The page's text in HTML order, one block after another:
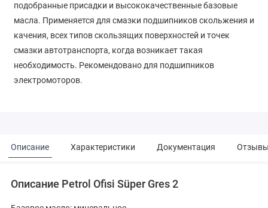
подобранные присадки и высококачественные базовые
масла. Применяется для смазки подшипников скольжения и
качения, всех типов скользящих поверхностей и точек
смазки автотранспорта, когда возникает такая
необходимость. Рекомендовано для подшипников
электромоторов.
Описание Характеристики Документация
Описание Petrol Ofisi Süper Gres 2